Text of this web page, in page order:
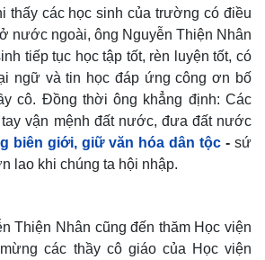
thấy các học sinh của trường có điều
nước ngoài, ông Nguyễn Thiện Nhân
tiếp tục học tập tốt, rèn luyện tốt, có
ngữ và tin học đáp ứng công ơn bố
cô. Đồng thời ông khẳng định: Các
vận mệnh đất nước, đưa đất nước
biên giới, giữ văn hóa dân tộc - sứ
lao khi chúng ta hội nhập.
Thiện Nhân cũng đến thăm Học viện
các thầy cô giáo của Học viện